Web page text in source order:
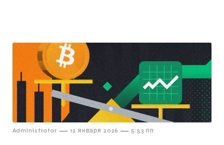
Admіnіstratar — 12 января 2026 — 5:53 пп